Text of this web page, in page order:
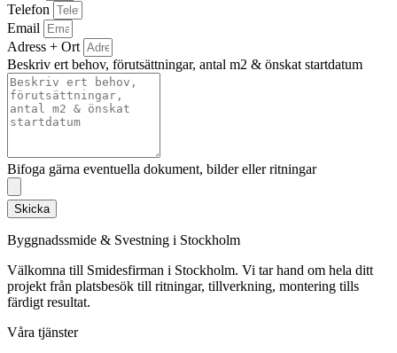
Telefon
Email
Adress + Ort
Beskriv ert behov, förutsättningar, antal m2 & önskat startdatum
Bifoga gärna eventuella dokument, bilder eller ritningar
Skicka
Byggnadssmide & Svestning i Stockholm
Välkomna till Smidesfirman i Stockholm. Vi tar hand om hela ditt
projekt från platsbesök till ritningar, tillverkning, montering tills
färdigt resultat.
Våra tjänster